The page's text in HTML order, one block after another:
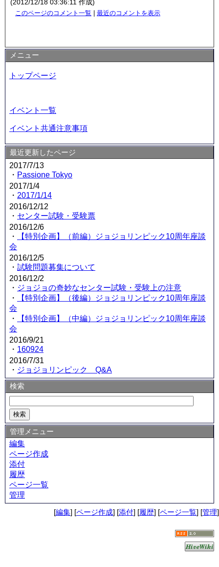
(2012/12/18 03:36:11 作成)
このページのコメント一覧 最近のコメントを表示
メニュー
トップページ
イベント一覧
イベント共通注意事項
最近更新したページ
2017/7/13
・ Passione Tokyo
2017/1/4
・ 2017/1/14
2016/12/12
・ センター試験・受験票
2016/12/6
・
【特別企画】（前編）ジョジョリンピック10周年座談
会
2016/12/5
・ 試験問題募集について
2016/12/2
・ ジョジョの奇妙なセンター試験・受験上の注意
・
【特別企画】（後編）ジョジョリンピック10周年座談
会
・
【特別企画】（中編）ジョジョリンピック10周年座談
会
2016/9/21
・ 160924
2016/7/31
・ ジョジョリンピック Q&A
検索
管理メニュー
編集
ページ作成
添付
履歴
ページ一覧
管理
[編集] [ページ作成] [添付] [履歴] [ページ一覧] [管理]